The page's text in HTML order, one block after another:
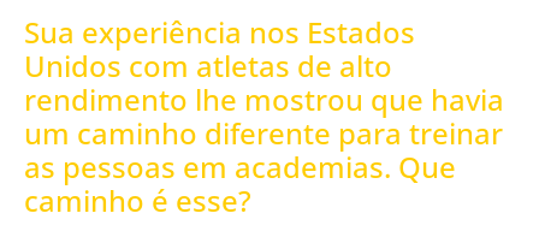
Sua experiência nos Estados
Unidos com atletas de alto
rendimento lhe mostrou que havia
um caminho diferente para treinar
as pessoas em academias. Que
caminho é esse?